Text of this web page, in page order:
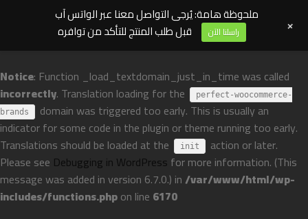
Notice: Function _load_textdomain_just_in_time was called
incorrectly. Translation loading for the
perfect-woocommerce-
brands
domain was triggered too early. This is usually an
indicator for some code in the plugin or theme running too early.
Translations should be loaded at the
init
action or later.
Please see Debugging in WordPress for more information. (This
message was added in version 6.7.0.) in/var/www/html/wp-
includes/functions.phpon line 6170
ملحوظة هامة: يُرجى التواصل معنا عبر الواتس آب
قبل طلب المنتج للتأكد من توافره
راسلنا الآن +